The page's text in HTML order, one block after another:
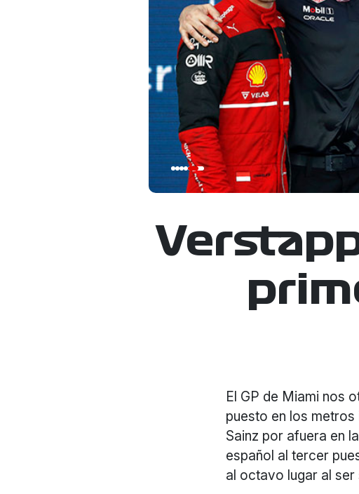
El GP de Miami nos
puesto en los
Sainz por afuera en
español al tercer
al octavo lugar al